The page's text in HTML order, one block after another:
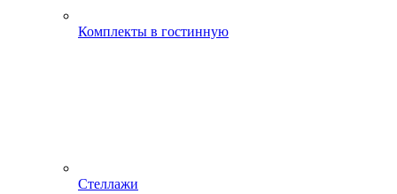
Комплекты в гостинную
Стеллажи